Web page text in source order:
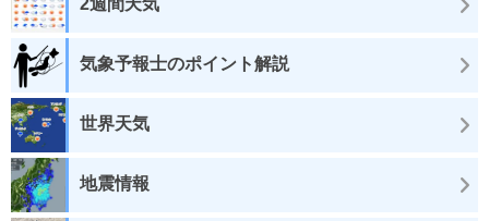
2週間天気
気象予報士のポイント解説
世界天気
地震情報